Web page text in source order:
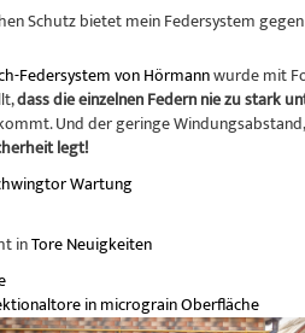
Schutz bietet mein Federsystem
Federsystem von Hörmannwurde mit
dass die einzelnen Federn nie zu stark
Und der geringe
legt!
Wartung
inTore Neuigkeiten
in micrograin Oberfläche